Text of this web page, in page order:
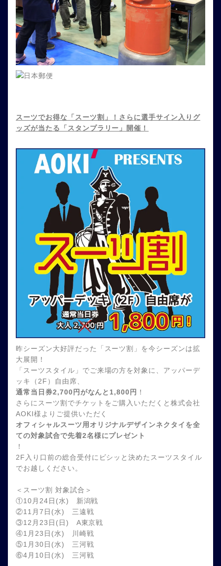
スーツでお得な「スーツ割」！さらに選手サイン入りグ
ッズが当たる「スタンプラリー」開催！
昨シーズン大好評だった「スーツ割」を今シーズンは拡
大展開！
「スーツスタイル」でご来場の方を対象に、アッパーデ
ッキ（2F）自由席、
通常当日券2,700円がなんと1,800円 ！
さらにスーツ割でチケットをご購入いただくと株式会社
AOKI様よりご提供いただく
オフィシャルスーツ用オリジナルデザインネクタイを全
ての対象試合で先着2名様にプレゼント
！
2F入り口前の総合受付にビシッと決めたスーツスタイル
でお越しください。
＜スーツ割 対象試合＞
①10月24日(水) 新潟戦
②11月7日(水) 三遠戦
③12月23日(日) A東京戦
④1月23日(水) 川崎戦
⑤1月30日(水) 三河戦
⑥4月10日(水) 三河戦